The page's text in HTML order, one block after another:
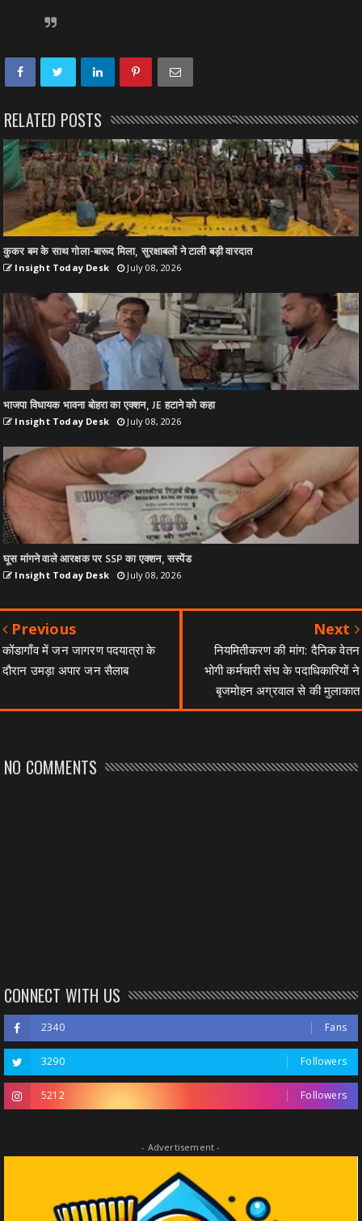
RELATED POSTS
कुकर बम के साथ गोला-बारूद मिला, सुरक्षाबलों ने टाली बड़ी वारदात
Insight Today Desk July 08, 2026
भाजपा विधायक भावना बोहरा का एक्शन, JE हटाने को कहा
Insight Today Desk July 08, 2026
घूस मांगने वाले आरक्षक पर SSP का एक्शन, सस्पेंड
Insight Today Desk July 08, 2026
Previous
कोंडागाँव में जन जागरण पदयात्रा के
दौरान उमड़ा अपार जन सैलाब
Next
नियमितीकरण की मांग: दैनिक वेतन
भोगी कर्मचारी संघ के पदाधिकारियों ने
बृजमोहन अग्रवाल से की मुलाकात
NO COMMENTS
CONNECT WITH US
2340 Fans
3290 Followers
5212 Followers
- Advertisement -